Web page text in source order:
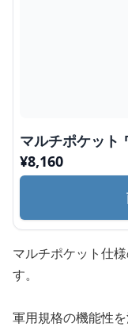
マルチポケット
¥8,160
マルチポケット仕
す。
軍用規格の機能性